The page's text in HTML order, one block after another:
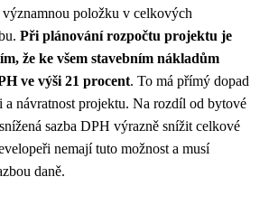
položku v celkových
Při plánování rozpočtu projektu je
že ke všem stavebním nákladům
ve výši 21 procent. To má přímý dopad
a návratnost projektu. Na rozdíl od bytové
sazba DPH výrazně snížit celkové
nemají tuto možnost a musí
daně.